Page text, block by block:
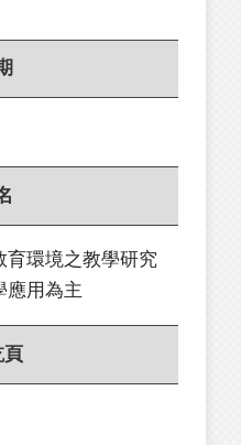
育環境之教學研究
應用為主
頁